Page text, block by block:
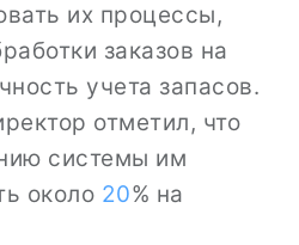
их процессы,
заказов на
учета запасов.
отметил, что
системы им
около 20% на